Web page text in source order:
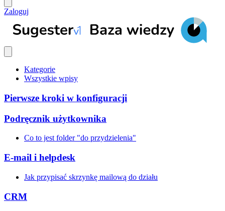
Zaloguj
Kategorie
Wszystkie wpisy
Pierwsze kroki w konfiguracji
Podręcznik użytkownika
Co to jest folder "do przydzielenia"
E-mail i helpdesk
Jak przypisać skrzynkę mailową do działu
CRM